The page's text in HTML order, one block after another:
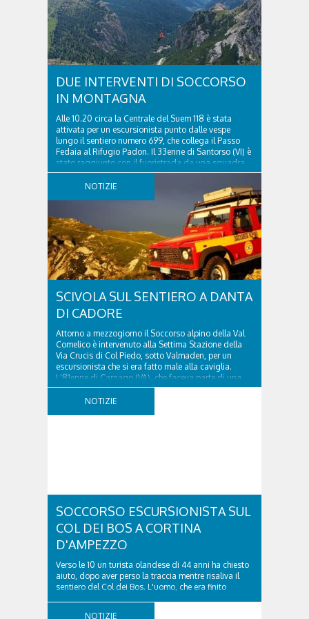
DUE INTERVENTI DI SOCCORSO
IN MONTAGNA
Alle 10.20 circa la Centrale del Suem 118 è stata
attivata per un escursionista punto dalle vespe
lungo il sentiero numero 699, che collega il Passo
Fedaia al Rifugio Padon. Il 33enne di Santorso (VI) è
stato raggiunto con il fuoristrada da una squadra
del Soccorso alpino della Val Pettorina...
NOTIZIE
SCIVOLA SUL SENTIERO A DANTA
DI CADORE
Attorno a mezzogiorno il Soccorso alpino della Val
Comelico è intervenuto alla Settima Stazione della
Via Crucis di Col Piedo, sotto Valmaden, per un
escursionista che si era fatto male alla caviglia.
L'81enne di Carnago (VA), che faceva parte di una
comitiva e aveva riportato un trauma...
NOTIZIE
SOCCORSO ESCURSIONISTA SUL
COL DEI BOS A CORTINA
D'AMPEZZO
Verso le 10 un turista olandese di 44 anni ha chiesto
aiuto, dopo aver perso la traccia mentre risaliva il
sentiero del Col dei Bos. L'uomo, che era finito
NOTIZIE